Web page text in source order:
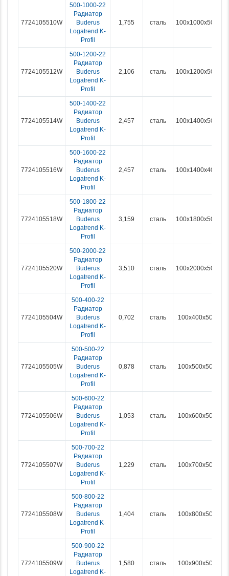
7724105510W
500-1000-22
Радиатор
Buderus
Logatrend K-
Profil
1,755 сталь 100x1000x500
7724105512W
500-1200-22
Радиатор
Buderus
Logatrend K-
Profil
2,106 сталь 100x1200x500
7724105514W
500-1400-22
Радиатор
Buderus
Logatrend K-
Profil
2,457 сталь 100x1400x500
7724105516W
500-1600-22
Радиатор
Buderus
Logatrend K-
Profil
2,457 сталь 100x1400x400
7724105518W
500-1800-22
Радиатор
Buderus
Logatrend K-
Profil
3,159 сталь 100x1800x500
7724105520W
500-2000-22
Радиатор
Buderus
Logatrend K-
Profil
3,510 сталь 100x2000x500
7724105504W
500-400-22
Радиатор
Buderus
Logatrend K-
Profil
0,702 сталь 100x400x500
7724105505W
500-500-22
Радиатор
Buderus
Logatrend K-
Profil
0,878 сталь 100x500x500
7724105506W
500-600-22
Радиатор
Buderus
Logatrend K-
Profil
1,053 сталь 100x600x500
7724105507W
500-700-22
Радиатор
Buderus
Logatrend K-
Profil
1,229 сталь 100x700x500
7724105508W
500-800-22
Радиатор
Buderus
Logatrend K-
Profil
1,404 сталь 100x800x500
7724105509W
500-900-22
Радиатор
Buderus
Logatrend K-
1,580 сталь 100x900x500